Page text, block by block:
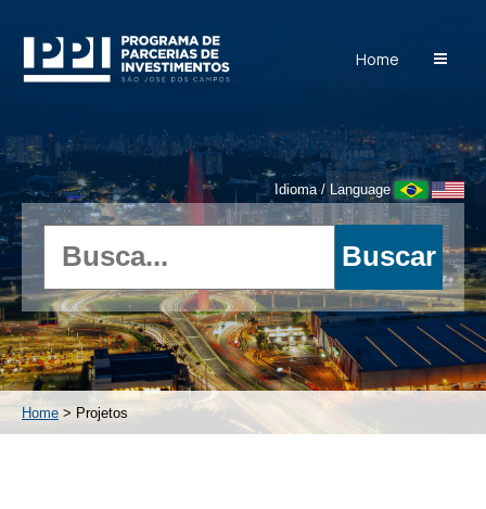
Home
Idioma / Language
Home > Projetos